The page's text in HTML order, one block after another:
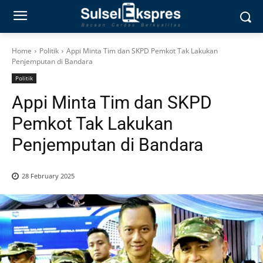
Home Politik
Appi Minta Tim dan SKPD Pemkot Tak Lakukan
Penjemputan di Bandara
Politik
Appi Minta Tim dan SKPD
Pemkot Tak Lakukan
Penjemputan di Bandara
28 February 2025